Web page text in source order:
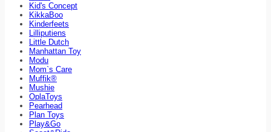
Kid's Concept
KikkaBoo
Kinderfeets
Lilliputiens
Little Dutch
Manhattan Toy
Modu
Mom`s Care
Muffik®
Mushie
OplaToys
Pearhead
Plan Toys
Play&Go